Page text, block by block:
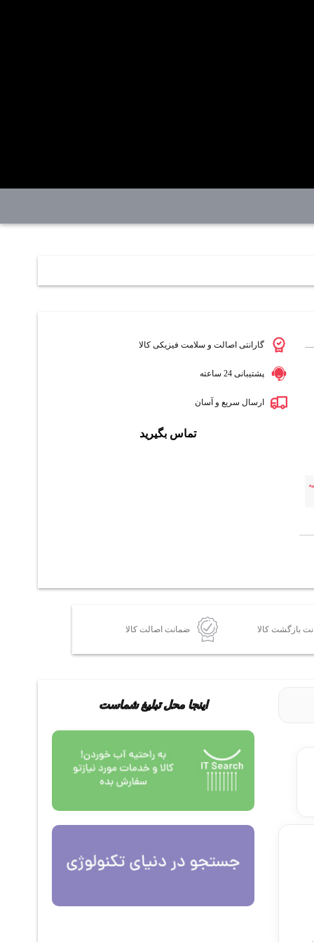
گارانتی اصالت و سلامت فیزیکی کالا
پشتیبانی 24 ساعته
ارسال سریع و آسان
تماس بگیرید
ضمانت اصالت کالا
اینجا محل تبلیغ شماست